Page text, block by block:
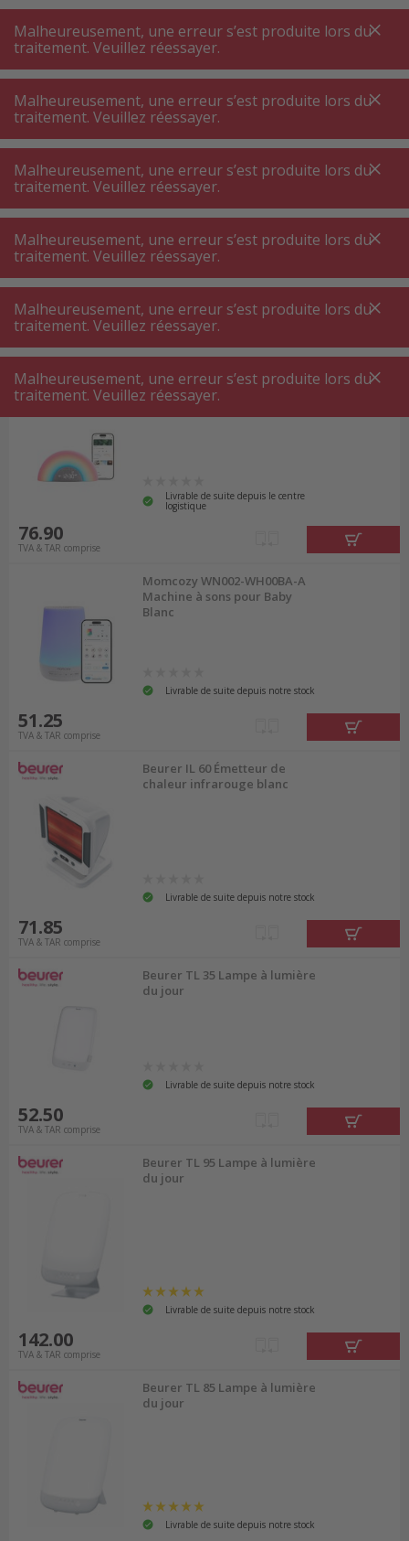
A +++
A+++
A +++
A+++
MyPost
MyPost
MENU RECHERCHE
Luminaires ⋅ décoration Lampe de luminothérapie
Lampe de luminothérapie
Filtres de produits
15 P.
Trier par
Momcozy WN010-GR12BA-A
Veilleuse
Livrable de suite depuis le centre
logistique
76.90
TVA & TAR comprise
Momcozy WN002-WH00BA-A
Machine à sons pour Baby
Blanc
Livrable de suite depuis notre stock
51.25
TVA & TAR comprise
Beurer IL 60 Émetteur de
chaleur infrarouge blanc
Livrable de suite depuis notre stock
71.85
TVA & TAR comprise
Beurer TL 35 Lampe à lumière
du jour
Livrable de suite depuis notre stock
52.50
TVA & TAR comprise
Beurer TL 95 Lampe à lumière
du jour
Livrable de suite depuis notre stock
142.00
TVA & TAR comprise
Beurer TL 85 Lampe à lumière
du jour
Livrable de suite depuis notre stock
Malheureusement, une erreur s’est produite lors du
traitement. Veuillez réessayer.
Malheureusement, une erreur s’est produite lors du
traitement. Veuillez réessayer.
Malheureusement, une erreur s’est produite lors du
traitement. Veuillez réessayer.
Malheureusement, une erreur s’est produite lors du
traitement. Veuillez réessayer.
Malheureusement, une erreur s’est produite lors du
traitement. Veuillez réessayer.
Malheureusement, une erreur s’est produite lors du
traitement. Veuillez réessayer.